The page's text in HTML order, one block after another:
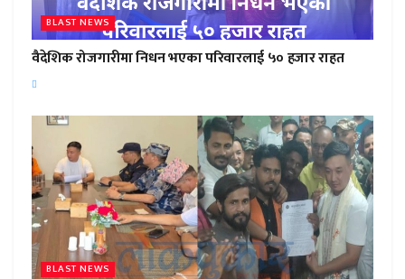
BLAST NEWS
वैदेशिक रोजगारीमा निधन भएका परिवारलाई ५० हजार राहत
BLAST NEWS